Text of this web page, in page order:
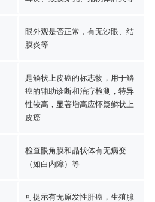
眼外观是否正常，有无沙眼、结
膜炎等
是鳞状上皮癌的标志物，用于鳞
癌的辅助诊断和治疗检测，特异
性较高，显著增高应怀疑鳞状上
皮癌
检查眼角膜和晶状体有无病变
（如白内障）等
可提示有无原发性肝癌，生殖腺